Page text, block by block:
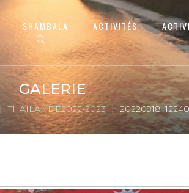
SHAMBALA ACTIVITÉS
GALERIE
THAÏLANDE2022-2023